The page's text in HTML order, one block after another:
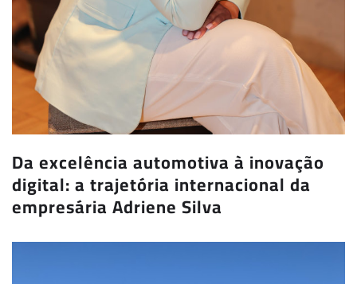
Da excelência automotiva à inovação
digital: a trajetória internacional da
empresária Adriene Silva